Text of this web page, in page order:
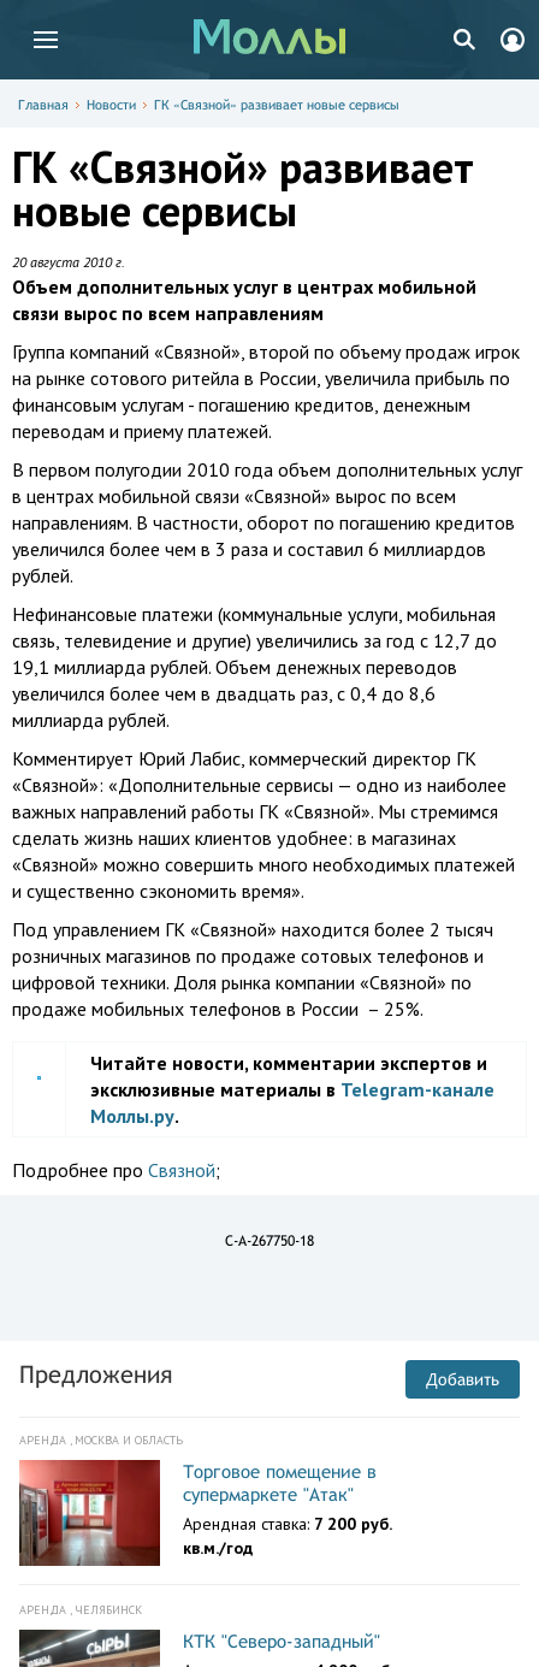
Главная Новости ГК «Связной» развивает новые сервисы
ГК «Связной» развивает
новые сервисы
20 августа 2010 г.
Объем дополнительных услуг в центрах мобильной
связи вырос по всем направлениям
Группа компаний «Связной», второй по объему продаж игрок
на рынке сотового ритейла в России, увеличила прибыль по
финансовым услугам - погашению кредитов, денежным
переводам и приему платежей.
В первом полугодии 2010 года объем дополнительных услуг
в центрах мобильной связи «Связной» вырос по всем
направлениям. В частности, оборот по погашению кредитов
увеличился более чем в 3 раза и составил 6 миллиардов
рублей.
Нефинансовые платежи (коммунальные услуги, мобильная
связь, телевидение и другие) увеличились за год с 12,7 до
19,1 миллиарда рублей. Объем денежных переводов
увеличился более чем в двадцать раз, с 0,4 до 8,6
миллиарда рублей.
Комментирует Юрий Лабис, коммерческий директор ГК
«Связной»: «Дополнительные сервисы — одно из наиболее
важных направлений работы ГК «Связной». Мы стремимся
сделать жизнь наших клиентов удобнее: в магазинах
«Связной» можно совершить много необходимых платежей
и существенно сэкономить время».
Под управлением ГК «Связной» находится более 2 тысяч
розничных магазинов по продаже сотовых телефонов и
цифровой техники. Доля рынка компании «Связной» по
продаже мобильных телефонов в России – 25%.
Читайте новости, комментарии экспертов и
эксклюзивные материалы в Telegram-канале
Моллы.ру.
Подробнее про Связной;
C-A-267750-18
Предложения Добавить
АРЕНДА , МОСКВА И ОБЛАСТЬ
Торговое помещение в
супермаркете "Атак"
Арендная ставка: 7 200 руб.
кв.м./год
АРЕНДА , ЧЕЛЯБИНСК
КТК "Северо-западный"